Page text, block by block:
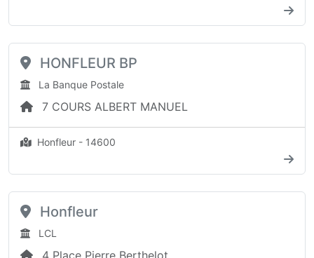
HONFLEUR BP
La Banque Postale
7 COURS ALBERT MANUEL
Honfleur - 14600
Honfleur
LCL
4 Place Pierre Berthelot